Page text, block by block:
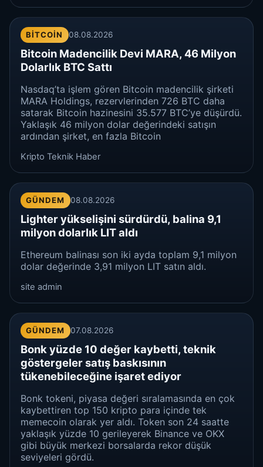
BITCOIN 08.08.2026
Bitcoin Madencilik Devi MARA, 46 Milyon
Dolarlık BTC Sattı
Nasdaq’ta işlem gören Bitcoin madencilik şirketi
MARA Holdings, rezervlerinden 726 BTC daha
satarak Bitcoin hazinesini 35.577 BTC’ye düşürdü.
Yaklaşık 46 milyon dolar değerindeki satışın
ardından şirket, en fazla Bitcoin
Kripto Teknik Haber
GÜNDEM 08.08.2026
Lighter yükselişini sürdürdü, balina 9,1
milyon dolarlık LIT aldı
Ethereum balinası son iki ayda toplam 9,1 milyon
dolar değerinde 3,91 milyon LIT satın aldı.
site admin
GÜNDEM 07.08.2026
Bonk yüzde 10 değer kaybetti, teknik
göstergeler satış baskısının
tükenebileceğine işaret ediyor
Bonk tokeni, piyasa değeri sıralamasında en çok
kaybettiren top 150 kripto para içinde tek
memecoin olarak yer aldı. Token son 24 saatte
yaklaşık yüzde 10 gerileyerek Binance ve OKX
gibi büyük merkezi borsalarda rekor düşük
seviyeleri gördü.